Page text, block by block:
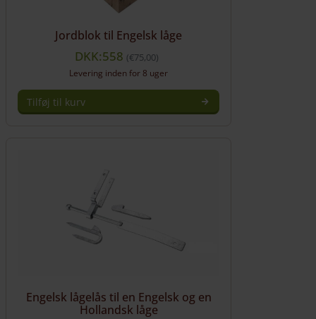
Jordblok til Engelsk låge
DKK:558 €75,00
Levering inden for 8 uger
Tilføj til kurv
Engelsk lågelås til en Engelsk og en
Hollandsk låge